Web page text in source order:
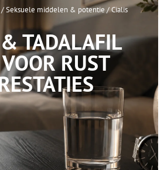
/Seksuele middelen & potentie /Cialis
TADALAFIL
RUST